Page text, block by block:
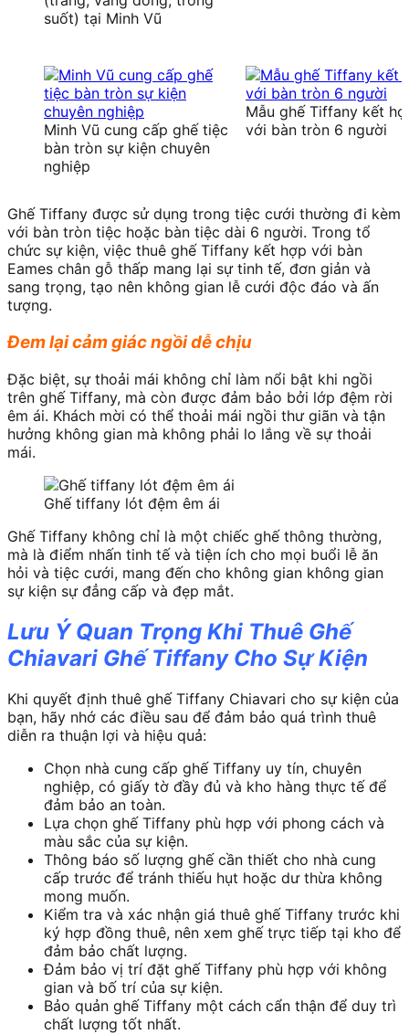
suốt) tại Minh Vũ
Minh Vũ cung cấp ghế tiệc
bàn tròn sự kiện chuyên
nghiệp
Mẫu ghế Tiffany kết
với bàn tròn 6 người
Ghế Tiffany được sử dụng trong tiệc cưới thường đi kèm
với bàn tròn tiệc hoặc bàn tiệc dài 6 người. Trong tổ
chức sự kiện, việc thuê ghế Tiffany kết hợp với bàn
Eames chân gỗ thấp mang lại sự tinh tế, đơn giản và
sang trọng, tạo nên không gian lễ cưới độc đáo và ấn
tượng.
Đem lại cảm giác ngồi dễ chịu
Đặc biệt, sự thoải mái không chỉ làm nổi bật khi ngồi
trên ghế Tiffany, mà còn được đảm bảo bởi lớp đệm rời
êm ái. Khách mời có thể thoải mái ngồi thư giãn và tận
hưởng không gian mà không phải lo lắng về sự thoải
mái.
Ghế tiffany lót đệm êm ái
Ghế Tiffany không chỉ là một chiếc ghế thông thường,
mà là điểm nhấn tinh tế và tiện ích cho mọi buổi lễ ăn
hỏi và tiệc cưới, mang đến cho không gian không gian
sự kiện sự đẳng cấp và đẹp mắt.
Lưu Ý Quan Trọng Khi Thuê Ghế
Chiavari Ghế Tiffany Cho Sự Kiện
Khi quyết định thuê ghế Tiffany Chiavari cho sự kiện của
bạn, hãy nhớ các điều sau để đảm bảo quá trình thuê
diễn ra thuận lợi và hiệu quả:
Chọn nhà cung cấp ghế Tiffany uy tín, chuyên
nghiệp, có giấy tờ đầy đủ và kho hàng thực tế để
đảm bảo an toàn.
Lựa chọn ghế Tiffany phù hợp với phong cách và
màu sắc của sự kiện.
Thông báo số lượng ghế cần thiết cho nhà cung
cấp trước để tránh thiếu hụt hoặc dư thừa không
mong muốn.
Kiểm tra và xác nhận giá thuê ghế Tiffany trước khi
ký hợp đồng thuê, nên xem ghế trực tiếp tại kho để
đảm bảo chất lượng.
Đảm bảo vị trí đặt ghế Tiffany phù hợp với không
gian và bố trí của sự kiện.
Bảo quản ghế Tiffany một cách cẩn thận để duy trì
chất lượng tốt nhất.